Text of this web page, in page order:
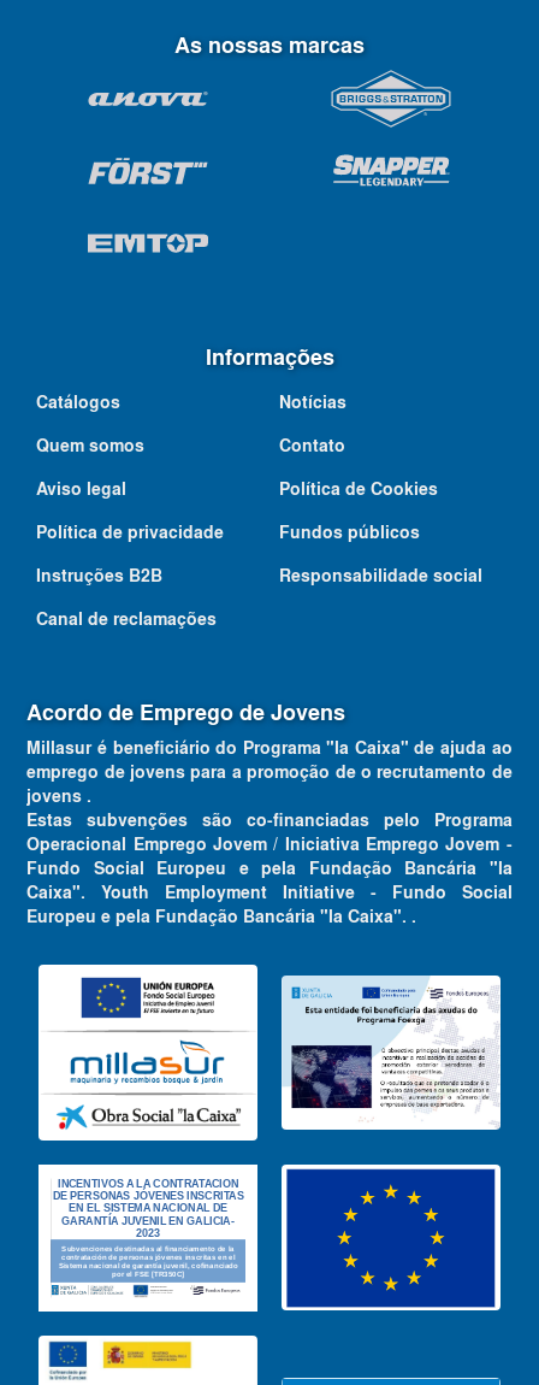
As nossas marcas
Informações
Catálogos
Notícias
Quem somos
Contato
Aviso legal
Política de Cookies
Política de privacidade
Fundos públicos
Instruções B2B
Responsabilidade social
Canal de reclamações
Acordo de Emprego de Jovens
Millasur é beneficiário do Programa "la Caixa" de ajuda ao
emprego de jovens para a promoção de o recrutamento de
jovens .
Estas subvenções são co-financiadas pelo Programa
Operacional Emprego Jovem / Iniciativa Emprego Jovem -
Fundo Social Europeu e pela Fundação Bancária "la
Caixa". Youth Employment Initiative - Fundo Social
Europeu e pela Fundação Bancária "la Caixa". .